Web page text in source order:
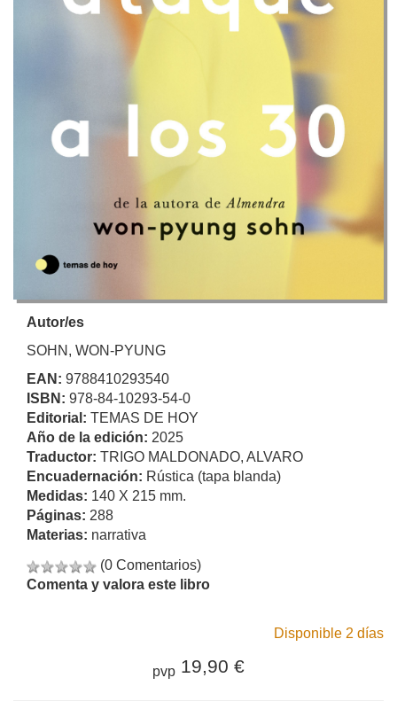
Autor/es
SOHN, WON-PYUNG
EAN: 9788410293540
ISBN: 978-84-10293-54-0
Editorial: TEMAS DE HOY
Año de la edición: 2025
Traductor: TRIGO MALDONADO, ALVARO
Encuadernación: Rústica (tapa blanda)
Medidas: 140 X 215 mm.
Páginas: 288
Materias: narrativa
(0 Comentarios)
Comenta y valora este libro
Disponible 2 días
pvp 19,90 €